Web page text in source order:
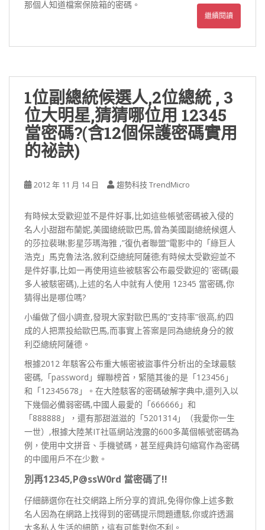
那個人知道檔案保險箱的密碼。
繼續閱讀
1位副總統候選人,2位總統 , 3
位大明星,猜猜哪位用 12345
當密碼?(含12個保護密碼實用
的祕訣)
2012 年 11 月 14 日 趨勢科技 TrendMicro
有時候太受歡迎並不是件好事,比如這些帳號密碼被入侵的
名人小甜甜布蘭妮,美國總統歐巴馬,曾為美國副總統候選人
的莎拉裴琳;影星莎瑪海雅 ,”復仇者聯盟”電影中的「綠巨人
浩克」馬克魯法洛,敘利亞總統阿薩德;有時候太受歡迎並不
是件好事,比如一再使用這些被駭客公布最受歡迎的ˊ密碼(最
多人被駭密碼),上述的名人中就有人使用 12345 當密碼,你
猜得出是哪位嗎?
小編做了個小調查,發現大家對歐巴馬的”支持率”很高,約四
成的人把票投給歐巴馬,而事實上答案是同為總統身分的敘
利亞總統阿薩德。
根據2012 年駭客公布重大帳密被盜事件分析出的全球最駭
密碼,「password」蟬聯榜首，緊隨其後的是「123456」
和「12345678」。在大陸駭客的密碼破解字典中,還列入以
下幾個必備弱密碼,中國人最愛的「666666」和
「888888」，還有那甜滋滋的「5201314」（我愛你一生
一世）,根據大陸某IT社區網站洩露的600多萬個帳號密碼為
例，使用中文拼音、手機號碼，甚至經典詩句縮寫作為密碼
的中國用戶不在少數。
別再12345,P@ssW0rd 當密碼了!!
仔細篩選你在社交網路上所分享的資訊,免得你像上述多數
名人因為在網路上找得到的密碼提示問題遭駭,你或許透漏
太多私人生活的細節，這有可能對你不利。